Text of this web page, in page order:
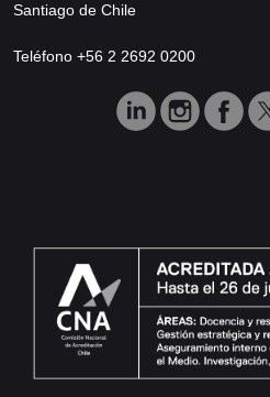
Santiago de Chile
Teléfono +56 2 2692 0200